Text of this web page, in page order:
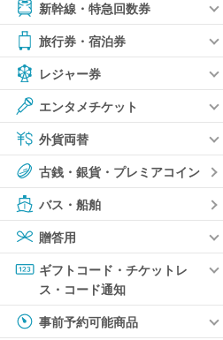
新幹線・特急回数券
旅行券・宿泊券
レジャー券
エンタメチケット
外貨両替
古銭・銀貨・プレミアコイン
バス・船舶
贈答用
ギフトコード・チケットレ
ス・コード通知
事前予約可能商品